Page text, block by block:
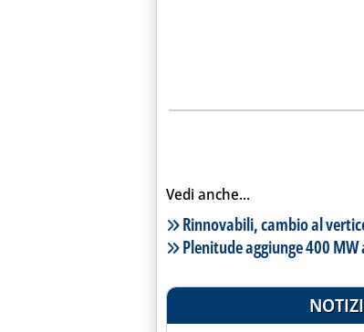
Vedi anche...
Lista notizie correlate
Rinnovabili, cambio al
Plenitude aggiunge 400